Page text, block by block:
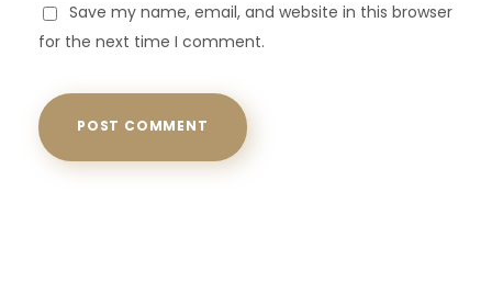
Save my name, email, and website in this browser
for the next time I comment.